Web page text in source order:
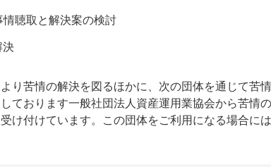
聴取と解決案の検討
決
り苦情の解決を図るほかに、次の団体を通じて苦
ております一般社団法人資産運用業協会から苦情
け付けています。この団体をご利用になる場合に